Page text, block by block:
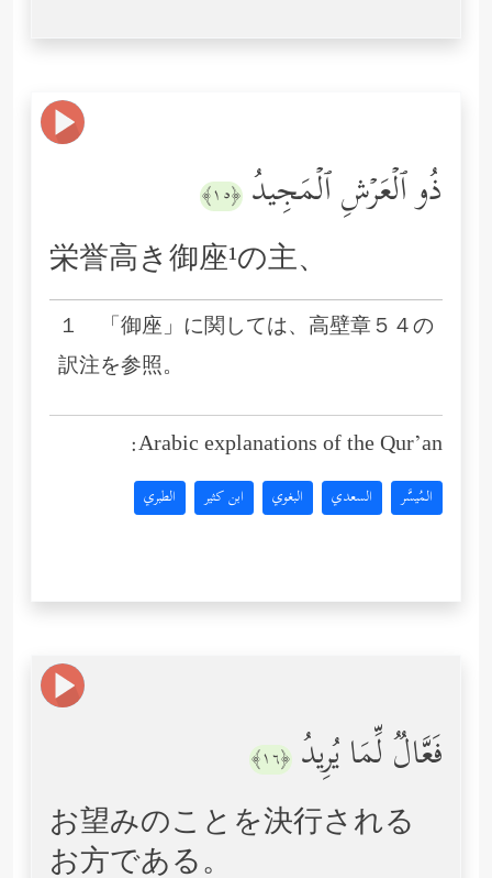
ذُو ٱلۡعَرۡشِ ٱلۡمَجِیدُ ﴿١٥﴾
栄誉高き御座¹の主、
１ 「御座」に関しては、高壁章５４の
訳注を参照。
Arabic explanations of the Qur’an:
المُيسَّر السعدي البغوي ابن كثير الطبري
فَعَّالࣱ لِّمَا یُرِیدُ ﴿١٦﴾
お望みのことを決行される
お方である。